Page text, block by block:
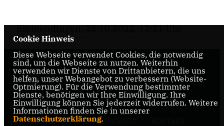
Emmendingen, 22.10.2022, 12:21 Uhr
IMPRESSUM DATENSCHUTZ
Cookie Hinweis
Diese Webseite verwendet Cookies, die notwendig
sind, um die Webseite zu nutzen. Weiterhin
verwenden wir Dienste von Drittanbietern, die uns
helfen, unser Webangebot zu verbessern (Website-
Optmierung). Für die Verwendung bestimmter
Dienste, benötigen wir Ihre Einwilligung. Ihre
Einwilligung können Sie jederzeit widerrufen. Weitere
Informationen finden Sie in unserer
Datenschutzerklärung.